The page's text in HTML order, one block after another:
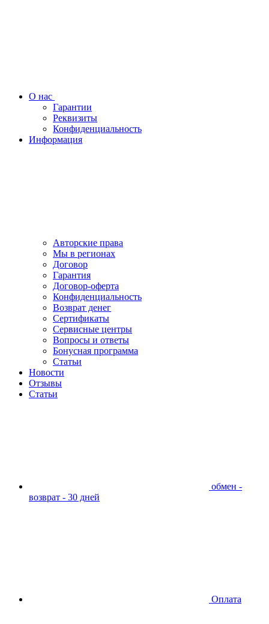
О нас
Гарантии
Реквизиты
Конфиденциальность
Информация
Авторские права
Мы в регионах
Договор
Гарантия
Договор-оферта
Конфиденциальность
Возврат денег
Сертификаты
Сервисные центры
Вопросы и ответы
Бонусная программа
Статьи
Новости
Отзывы
Статьи
обмен -
возврат - 30 дней
Оплата